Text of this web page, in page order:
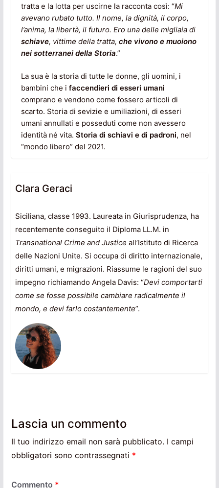
tratta e la lotta per uscirne la racconta così: “Mi
avevano rubato tutto. Il nome, la dignità, il corpo,
l’anima, la libertà, il futuro. Ero una delle migliaia di
schiave, vittime della tratta, che vivono e muoiono
nei sotterranei della Storia.”
La sua è la storia di tutte le donne, gli uomini, i
bambini che i faccendieri di esseri umani
comprano e vendono come fossero articoli di
scarto. Storia di sevizie e umiliazioni, di esseri
umani annullati e posseduti come non avessero
identità né vita. Storia di schiavi e di padroni, nel
“mondo libero” del 2021.
Clara Geraci
Siciliana, classe 1993. Laureata in Giurisprudenza, ha
recentemente conseguito il Diploma LL.M. in
Transnational Crime and Justice all’Istituto di Ricerca
delle Nazioni Unite. Si occupa di diritto internazionale,
diritti umani, e migrazioni. Riassume le ragioni del suo
impegno richiamando Angela Davis: “Devi comportarti
come se fosse possibile cambiare radicalmente il
mondo, e devi farlo costantemente”.
Lascia un commento
Il tuo indirizzo email non sarà pubblicato. I campi
obbligatori sono contrassegnati *
Commento *